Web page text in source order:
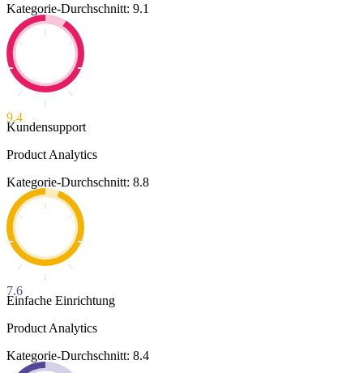
Kategorie-Durchschnitt: 9.1
9.4
Kundensupport
Product Analytics
Kategorie-Durchschnitt: 8.8
7.6
Einfache Einrichtung
Product Analytics
Kategorie-Durchschnitt: 8.4